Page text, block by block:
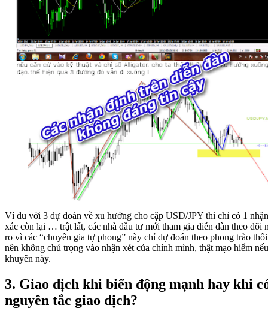
Ví du với 3 dự đoán về xu hướng cho cặp USD/JPY thì chỉ có 1
xác còn lại … trật lất, các nhà đầu tư mới tham gia diễn đàn theo dõi
ro vì các “chuyên gia tự phong” này chỉ dự đoán theo phong trào
nên không chú trọng vào nhận xét của chính mình, thật mạo hiểm
khuyên này.
3. Giao dịch khi biến động mạnh hay khi
nguyên tắc giao dịch?